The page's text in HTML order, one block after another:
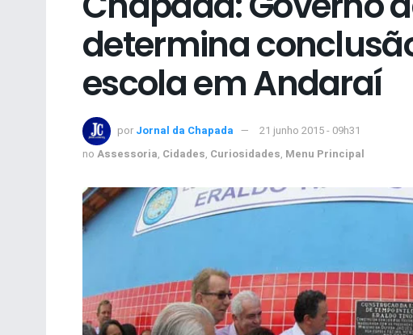
determina
escola em Andaraí
por Jornal da Chapada
21 junho 2015 - 09h31
no Assessoria, Cidades, Curiosidades, Menu Principal